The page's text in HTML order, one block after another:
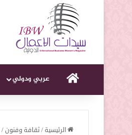
الرئيسيةعربي ودولي
الرئيسية/ثقافة وفنون /